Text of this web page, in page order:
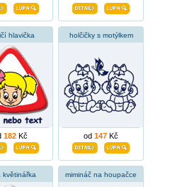
hlavička
182 Kč
holčičky s motýlkem
od 147 Kč
květinářka mimináč na houpačce